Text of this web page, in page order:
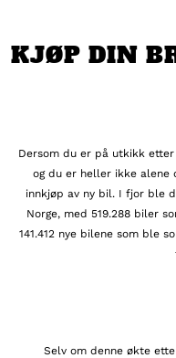
KJØP DIN
Dersom du er på utkikk
og du er heller ikke
innkjøp av ny bil. I fjor ble
Norge, med 519.288 biler
141.412 nye bilene som ble
Selv om denne økte